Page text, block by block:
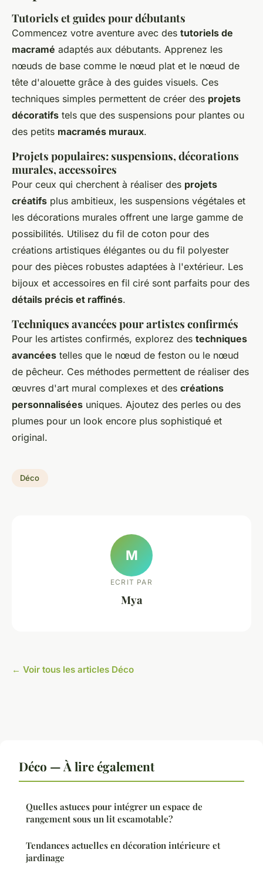
Tutoriels et guides pour débutants
Commencez votre aventure avec des tutoriels de
macramé adaptés aux débutants. Apprenez les
nœuds de base comme le nœud plat et le nœud de
tête d'alouette grâce à des guides visuels. Ces
techniques simples permettent de créer des projets
décoratifs tels que des suspensions pour plantes ou
des petits macramés muraux.
Projets populaires: suspensions, décorations
murales, accessoires
Pour ceux qui cherchent à réaliser des projets
créatifs plus ambitieux, les suspensions végétales et
les décorations murales offrent une large gamme de
possibilités. Utilisez du fil de coton pour des
créations artistiques élégantes ou du fil polyester
pour des pièces robustes adaptées à l'extérieur. Les
bijoux et accessoires en fil ciré sont parfaits pour des
détails précis et raffinés.
Techniques avancées pour artistes confirmés
Pour les artistes confirmés, explorez des techniques
avancées telles que le nœud de feston ou le nœud
de pêcheur. Ces méthodes permettent de réaliser des
œuvres d'art mural complexes et des créations
personnalisées uniques. Ajoutez des perles ou des
plumes pour un look encore plus sophistiqué et
original.
Déco
M
ECRIT PAR
Mya
← Voir tous les articles Déco
Déco — À lire également
Quelles astuces pour intégrer un espace de
rangement sous un lit escamotable?
Tendances actuelles en décoration intérieure et
jardinage